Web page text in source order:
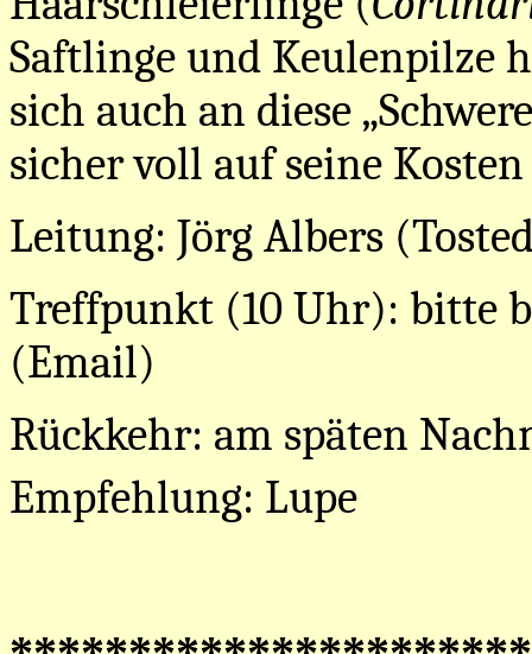
Saftlinge und Keulenpilze
sich auch an diese
sicher voll auf seine
Leitung: Jörg Albers
Treffpunkt (10 Uhr): bitte
(Email)
Rückkehr: am späten
Empfehlung: Lupe